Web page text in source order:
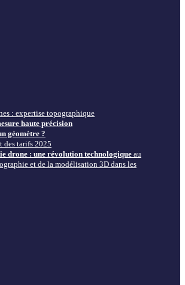
: expertise topographique
haute précision
géomètre ?
des tarifs 2025
drone : une révolution technologique au
et de la modélisation 3D dans les